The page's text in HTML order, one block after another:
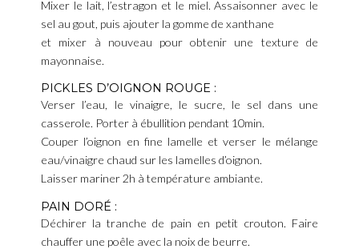
Mixer le lait, l’estragon et le miel. Assaisonner avec le
sel au gout, puis ajouter la gomme de xanthane
et mixer à nouveau pour obtenir une texture de
mayonnaise.
PICKLES D’OIGNON ROUGE :
Verser l’eau, le vinaigre, le sucre, le sel dans une
casserole. Porter à ébullition pendant 10min.
Couper l’oignon en fine lamelle et verser le mélange
eau/vinaigre chaud sur les lamelles d’oignon.
Laisser mariner 2h à température ambiante.
PAIN DORÉ :
Déchirer la tranche de pain en petit crouton. Faire
chauffer une poêle avec la noix de beurre.